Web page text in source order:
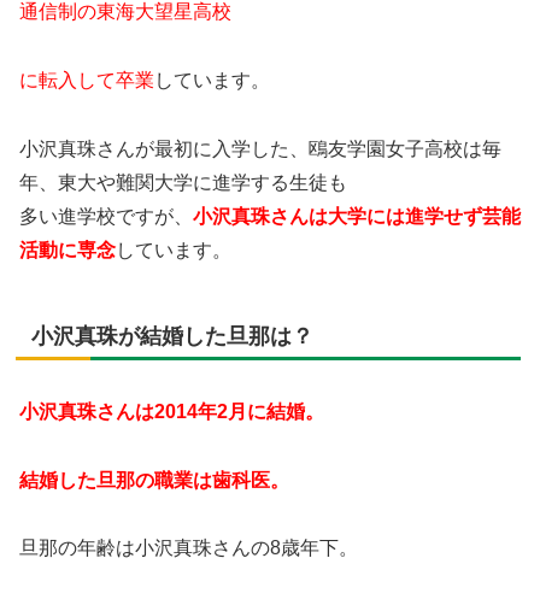
通信制の東海大望星高校
に転入して卒業 しています。
小沢真珠さんが最初に入学した、鴎友学園女子高校は毎
年、東大や難関大学に進学する生徒も
多い進学校ですが、 小沢真珠さんは大学には進学せず芸能
活動に専念しています。
小沢真珠が結婚した旦那は？
小沢真珠さんは2014年2月に結婚。
結婚した旦那の職業は歯科医。
旦那の年齢は小沢真珠さんの8歳年下。